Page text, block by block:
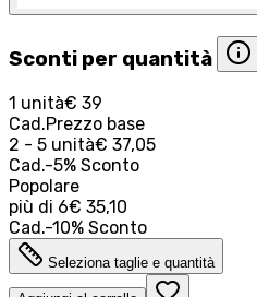
Sconti per quantità
1 unità€ 39
Cad.Prezzo base
2 - 5 unità€ 37,05
Cad.-5% Sconto
Popolare
più di 6€ 35,10
Cad.-10% Sconto
Seleziona taglie e quantità